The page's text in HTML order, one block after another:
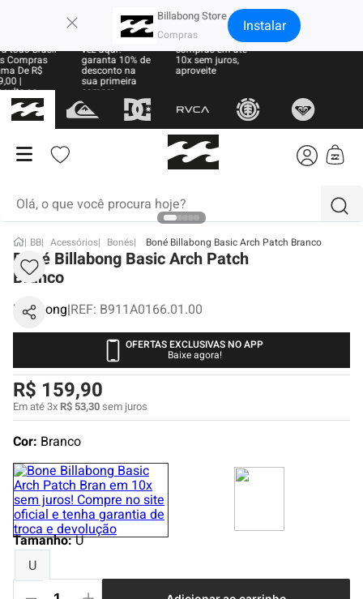
Billabong Store Instalar
todo Brasil
Compras
De R$
|
as
Sua primeira
vez aqui?
garanta 10% de
desconto na
sua primeira
compra
Parcele suas
compras em até
10x sem juros,
aproveite
BB Acessórios Bonés Boné Billabong Basic Arch Patch Branco
Boné Billabong Basic Arch Patch
Branco
Billabong|REF: B911A0166.01.00
OFERTAS EXCLUSIVAS NO APP
Baixe agora!
R$ 159,90
Em até3xR$ 53,30sem juros
Cor: Branco
Tamanho:U
U
termos mais buscados
1º
moletom
2º
regata
boardshort
4º
boné
5º
camiseta
6º
bermuda
8º
carteira
9º
mochila
10º biquini